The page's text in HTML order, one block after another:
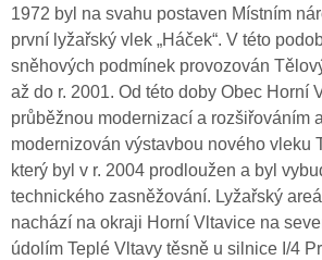
1972 byl na svahu postaven Místním
první lyžařský vlek „Háček“. V této
sněhových podmínek provozován
až do r. 2001. Od této doby Obec Horní
průběžnou modernizací a rozšiřováním
modernizován výstavbou nového vleku
který byl v r. 2004 prodloužen a byl
technického zasněžování. Lyžařský
nachází na okraji Horní Vltavice na
údolím Teplé Vltavy těsně u silnice I/4